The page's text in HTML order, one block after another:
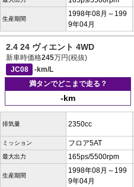
生産期間
1998年08月～199
9年04月
2.4 24 ヴィエント 4WD
新車時価格245万円(税抜)
JC08
-km/L
満タンでどこまで走る？
-km
排気量 2350cc
ミッション フロア5AT
最大出力 165ps/5500rpm
生産期間
1998年08月～199
9年04月